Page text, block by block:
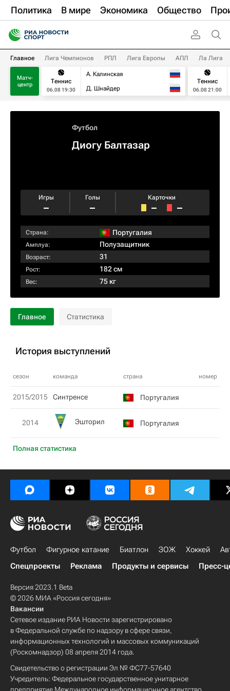
Политика В мире Экономика Общество
Главное Лига Чемпионов РПЛ Лига Европы АПЛ Ла Лига
Матч-
центр
Теннис
06.08 19:30
А. Калинская
Д. Шнайдер
Теннис
06.08 21:00
Футбол
Диогу Балтазар
Игры
–
Голы
–
Карточки
– –
Страна: Португалия
Амплуа: Полузащитник
Возраст: 31
Рост: 182 см
Вес: 75 кг
Главное Статистика
История выступлений
сезон команда страна номер
Полная статистика
2015/2015 Синтренсе Португалия
2014 Эшторил Португалия
Футбол Фигурное катание Биатлон ЗОЖ Хоккей
Спецпроекты
Реклама Продукты и сервисы Пресс-
Версия 2023.1 Beta
© 2026 МИА «Россия сегодня»
Вакансии
Сетевое издание РИА Новости зарегистрировано
в Федеральной службе по надзору в сфере связи,
информационных технологий и массовых коммуникаций
(Роскомнадзор) 08 апреля 2014 года.
Свидетельство о регистрации Эл № ФС77-57640
Учредитель: Федеральное государственное унитарное